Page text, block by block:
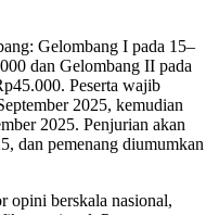
Gelombang I pada 15–
dan Gelombang II pada
Peserta wajib
2025, kemudian
2025. Penjurian akan
dan pemenang diumumkan
opini berskala nasional,